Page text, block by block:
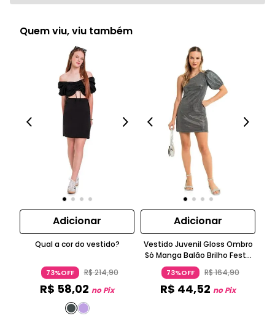
Quem viu, viu também
Adicionar
Qual a cor do vestido?
73%OFF R$214,90
R$ 58,02 no Pix
Adicionar
Vestido Juvenil Gloss Ombro
Só Manga Balão Brilho Festa
Prateado
73%OFF R$164,90
R$ 44,52 no Pix